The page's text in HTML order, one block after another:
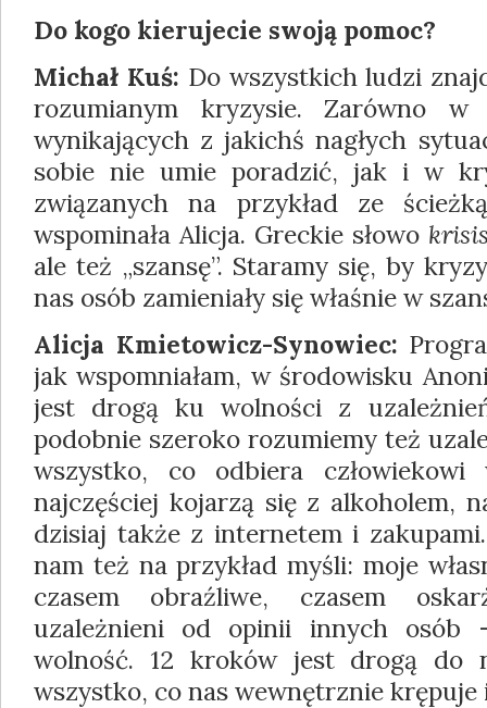
Do kogo kierujecie swoją pomoc?
Michał Kuś: Do wszystkich ludzi
rozumianym kryzysie. Zarówno w
wynikających z jakichś nagłych
sobie nie umie poradzić, jak i w
związanych na przykład ze
wspominała Alicja. Greckie słowo
ale też „szansę”. Staramy się, by
nas osób zamieniały się właśnie w
Alicja Kmietowicz-Synowiec:
jak wspomniałam, w środowisku
jest drogą ku wolności z
podobnie szeroko rozumiemy też
wszystko, co odbiera człowiekowi
najczęściej kojarzą się z alkoholem,
dzisiaj także z internetem i
nam też na przykład myśli: moje
czasem obraźliwe, czasem
uzależnieni od opinii innych osób
wolność. 12 kroków jest drogą do
wszystko, co nas wewnętrznie krępuje